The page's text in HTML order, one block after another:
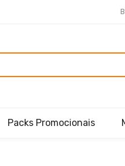
Packs Promocionais